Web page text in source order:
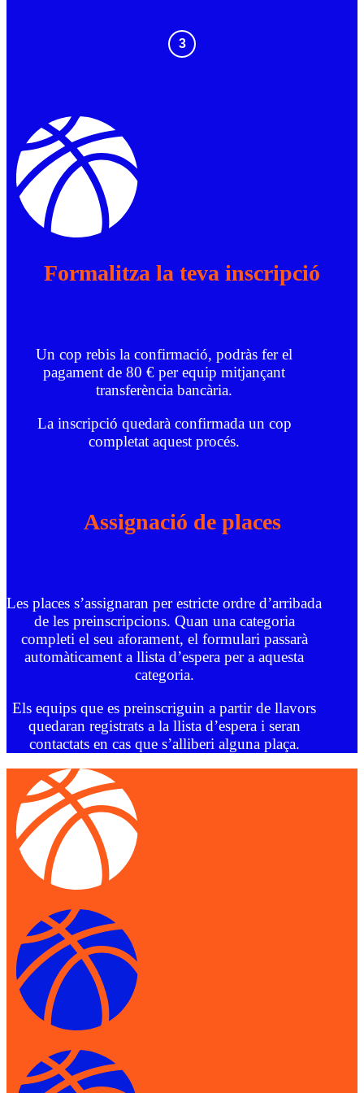
3
Formalitza la teva inscripció
Un cop rebis la confirmació, podràs fer el
pagament de 80 € per equip mitjançant
transferència bancària.
La inscripció quedarà confirmada un cop
completat aquest procés.
Assignació de places
Les places s’assignaran per estricte ordre d’arribada
de les preinscripcions. Quan una categoria
completi el seu aforament, el formulari passarà
automàticament a llista d’espera per a aquesta
categoria.
Els equips que es preinscriguin a partir de llavors
quedaran registrats a la llista d’espera i seran
contactats en cas que s’alliberi alguna plaça.